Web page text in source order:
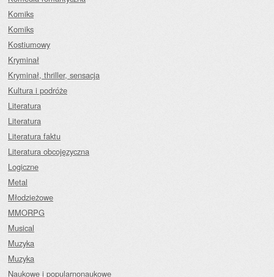
Komiks
Komiks
Kostiumowy
Kryminał
Kryminał, thriller, sensacja
Kultura i podróże
Literatura
Literatura
Literatura faktu
Literatura obcojęzyczna
Logiczne
Metal
Młodzieżowe
MMORPG
Musical
Muzyka
Muzyka
Naukowe i popularnonaukowe